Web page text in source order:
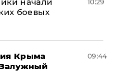
боевых
Крыма
09:44